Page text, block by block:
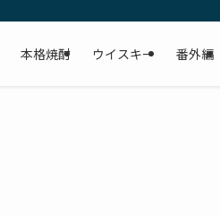
本格焼酎 ウイスキー 番外編